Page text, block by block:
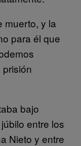
muerto, y la
para él que
bajo
entre los
Nieto y entre